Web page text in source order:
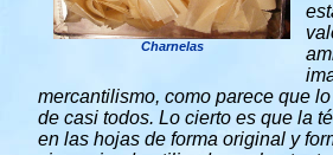
Charnelas
mercantilismo, como parece que
de casi todos. Lo cierto es que la
en las hojas de forma original y